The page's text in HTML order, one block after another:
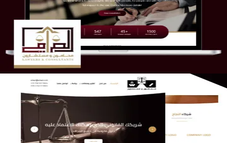
التفاصيل
الريس والشعلان للمحاماة